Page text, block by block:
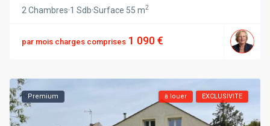
2 Chambres·1 Sdb·Surface 55 m2
par mois charges comprises 1 090 €
Premium à louer EXCLUSIVITE